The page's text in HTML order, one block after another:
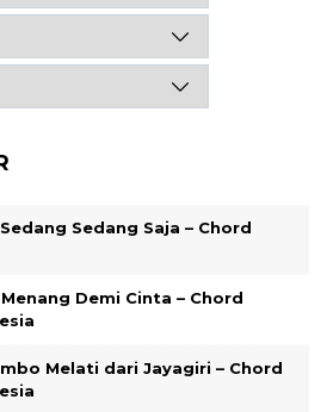
Sedang Saja – Chord
Demi Cinta – Chord
Melati dari Jayagiri – Chord